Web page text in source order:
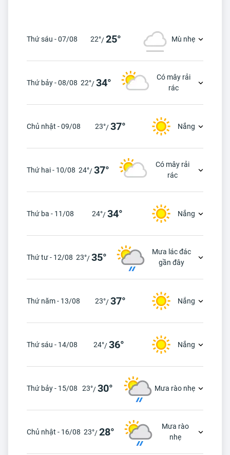
Thứ sáu - 07/08 22°/25° Mù nhẹ
Thứ bảy - 08/08 22°/34°
Có mây rải
rác
Chủ nhật - 09/08 23°/37° Nắng
Thứ hai - 10/08 24°/37°
Có mây rải
rác
Thứ ba - 11/08 24°/34° Nắng
Thứ tư - 12/08 23°/35°
Mưa lác đác
gần đây
Thứ năm - 13/08 23°/37° Nắng
Thứ sáu - 14/08 24°/36° Nắng
Thứ bảy - 15/08 23°/30° Mưa rào nhẹ
Chủ nhật - 16/08 23°/28°
Mưa rào
nhẹ